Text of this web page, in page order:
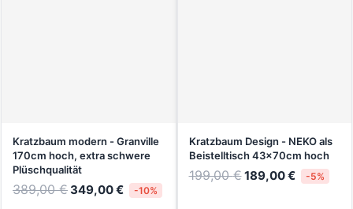
Kratzbaum modern - Granville
170cm hoch, extra schwere
Plüschqualität
389,00€ 349,00€ -10%
Kratzbaum Design - NEKO als
Beistelltisch 43x70cm hoch
199,00€189,00€ -5%